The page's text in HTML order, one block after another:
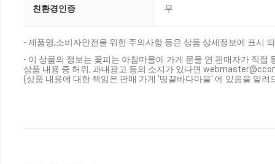
친환경인증 무
- 제품명,소비자안전을 위한 주의사항 등은 상품 상세정보에 표시
- 이 상품의 정보는 꽃피는 아침마을에 가게 문을 연 판매자가 직접
상품 내용 중 허위, 과대광고 등의 소지가 있다면
(상품 내용에 대한 책임은 판매 가게 '땅끝바다마을' 에 있음을 알려